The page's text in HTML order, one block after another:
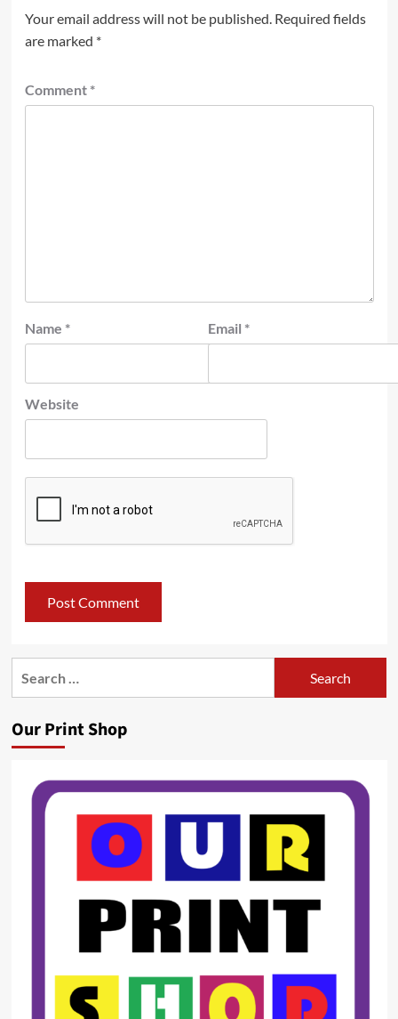
Your email address will not be published. Required fields
are marked *
Comment *
Name * Email *
Website
Our Print Shop